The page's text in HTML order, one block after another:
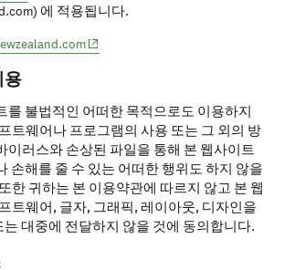
에 적용됩니다.
(opens in new window)
용
를 불법적인 어떠한 목적으로도 이용하지
트웨어나 프로그램의 사용 또는 그 외의 방
이러스와 손상된 파일을 통해 본 웹사이트
손해를 줄 수 있는 어떠한 행위도 하지 않을
한 귀하는 본 이용약관에 따르지 않고 본 웹
트웨어, 글자, 그래픽, 레이아웃, 디자인을
는 대중에 전달하지 않을 것에 동의합니다.